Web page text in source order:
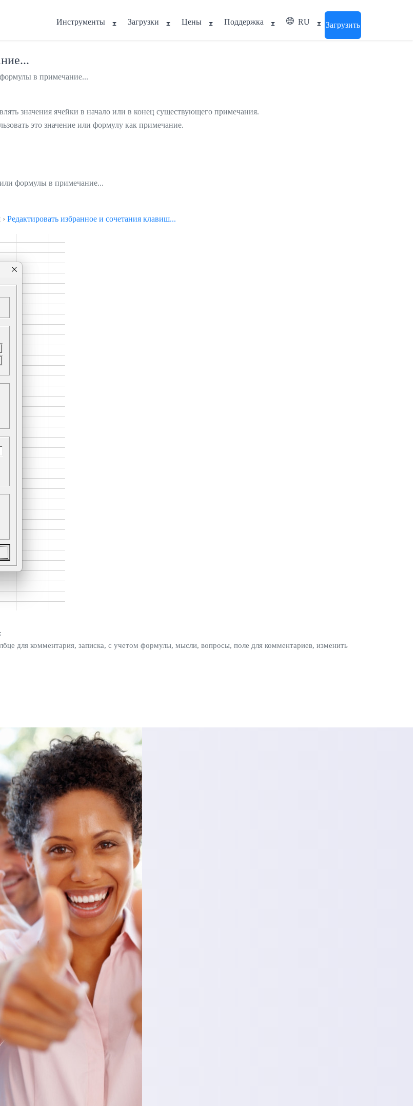
Инструменты Загрузки Цены Поддержка RU Загрузить
в примечание...
значения ячейки в начало или в конец существующего примечания.
это значение или формулу как примечание.
формулы в примечание...
Редактировать избранное и сочетания клавиш...
для комментария, записка, с учетом формулы, мысли, вопросы, поле для комментариев, изменить